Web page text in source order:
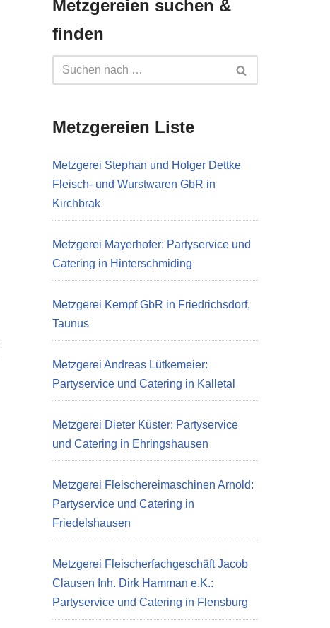
Metzgereien suchen &
finden
Metzgereien Liste
Metzgerei Stephan und Holger Dettke
Fleisch- und Wurstwaren GbR in
Kirchbrak
Metzgerei Mayerhofer: Partyservice und
Catering in Hinterschmiding
Metzgerei Kempf GbR in Friedrichsdorf,
Taunus
Metzgerei Andreas Lütkemeier:
Partyservice und Catering in Kalletal
Metzgerei Dieter Küster: Partyservice
und Catering in Ehringshausen
Metzgerei Fleischereimaschinen Arnold:
Partyservice und Catering in
Friedelshausen
Metzgerei Fleischerfachgeschäft Jacob
Clausen Inh. Dirk Hamman e.K.:
Partyservice und Catering in Flensburg